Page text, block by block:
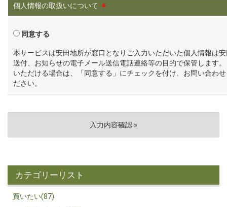
個人情報の取扱いについて ※
同意する
本サービスは安田地所が窓口となりご入力いただいた個人情報は
送付、お知らせの電子メール送信電話連絡等の目的で保管します
いただける場合は、「同意する」にチェックを付け、お問い合わ
ださい。
カテゴリーリスト
買いたい(87)